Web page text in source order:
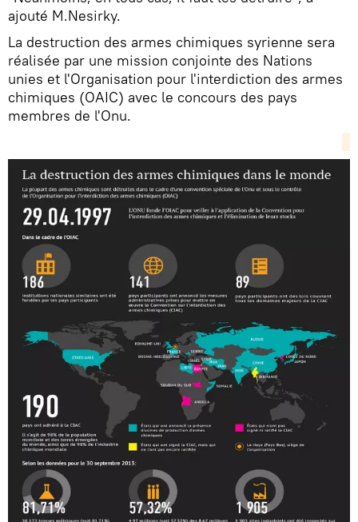
ajouté M.Nesirky.
La destruction des armes chimiques syrienne sera
réalisée par une mission conjointe des Nations
unies et l'Organisation pour l'interdiction des armes
chimiques (OAIC) avec le concours des pays
membres de l'Onu.